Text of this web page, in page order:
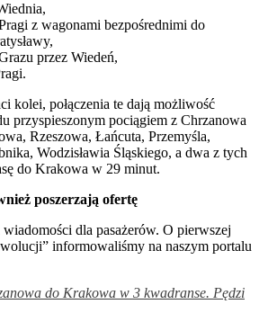
z wagonami bezpośrednimi do
przez Wiedeń,
kolei, połączenia te dają możliwość
przyspieszonym pociągiem z Chrzanowa
Rzeszowa, Łańcuta, Przemyśla,
Wodzisławia Śląskiego, a dwa z tych
do Krakowa w 29 minut.
poszerzają ofertę
dla pasażerów. O pierwszej
informowaliśmy na naszym portalu
do Krakowa w 3 kwadranse. Pędzi